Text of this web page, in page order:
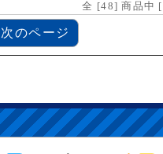
全 [48] 商品中 [
次のページ